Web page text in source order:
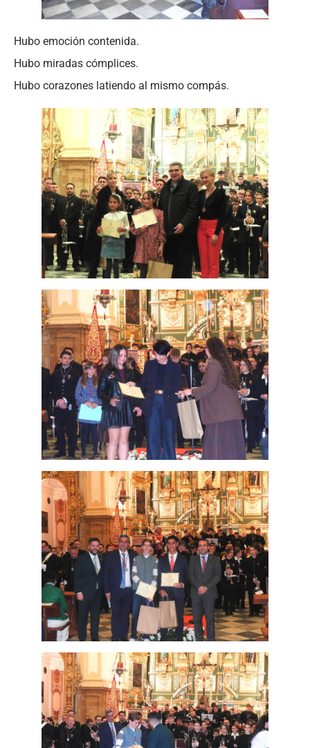
Hubo emoción contenida.
Hubo miradas cómplices.
Hubo corazones latiendo al mismo compás.